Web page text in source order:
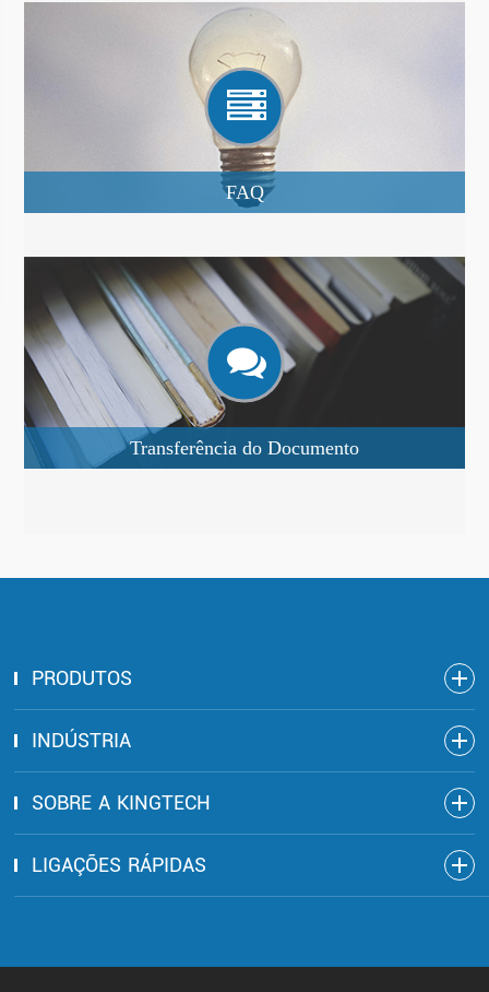
FAQ
Transferência do Documento
PRODUTOS
INDÚSTRIA
SOBRE A KINGTECH
LIGAÇÕES RÁPIDAS